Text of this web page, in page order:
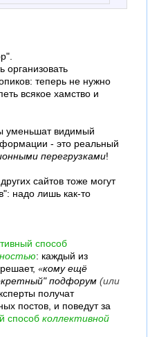
на все форумные
оказалась очень
возможностям
организовать
теперь не нужно
всякое хамство и
уменьшат видимый
- это реальный
перегрузками!
сайтов тоже могут
надо лишь как-то
способ
: каждый из
«кому ещё
подфорум(или
получат
постов, и поведут за
способколлективной